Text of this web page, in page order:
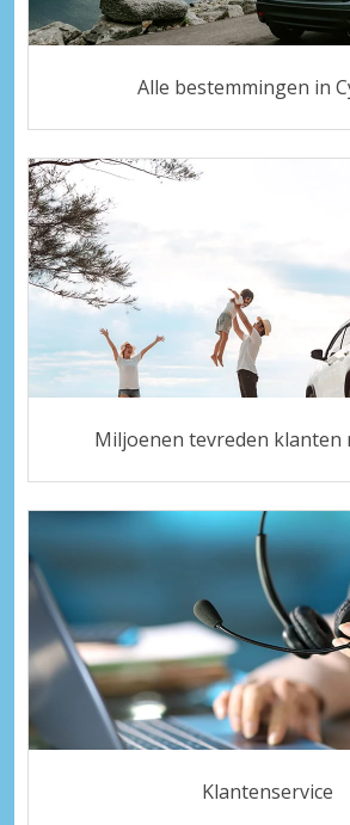
Alle bestemmingen in
Miljoenen tevreden klanten
Klantenservice